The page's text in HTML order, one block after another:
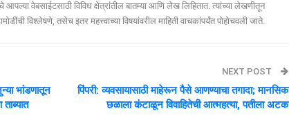
वेबसाईटसाठी विविध क्षेत्रांतील बातम्या आणि लेख लिहितात. त्यांच्या लेखणीतून
विश्लेषणे, तसेच इतर महत्त्वाच्या विषयांवरील माहिती वाचकांपर्यंत पोहोचवली जाते.
भांडणातून
NEXT POST
पिंपरी: व्यवसायासाठी माहेरून पैसे आणण्याचा तगादा; मानसिक
छळाला कंटाळून विवाहितेची आत्महत्या, पतीला अटक